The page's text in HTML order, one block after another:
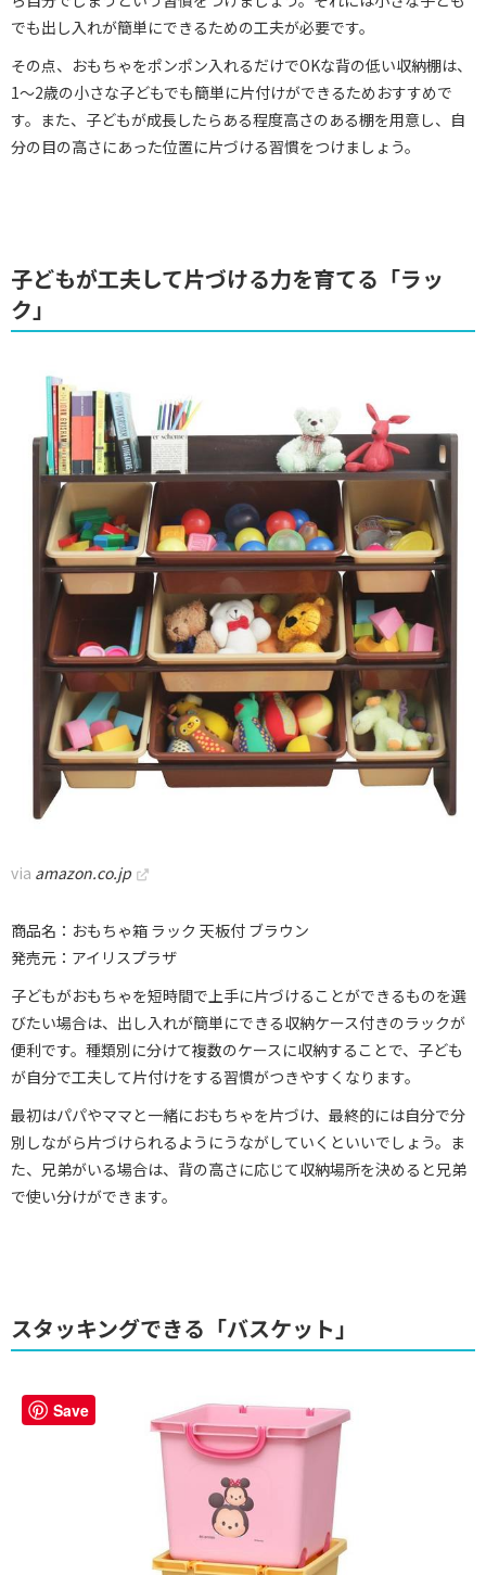
でも出し入れが簡単にできるための工夫が必要です。
その点、おもちゃをポンポン入れるだけでOKな背の低い収納棚は、
1～2歳の小さな子どもでも簡単に片付けができるためおすすめで
す。また、子どもが成長したらある程度高さのある棚を用意し、自
分の目の高さにあった位置に片づける習慣をつけましょう。
子どもが工夫して片づける力を育てる「ラッ
ク」
via amazon.co.jp
商品名：おもちゃ箱 ラック 天板付 ブラウン
発売元：アイリスプラザ
子どもがおもちゃを短時間で上手に片づけることができるものを選
びたい場合は、出し入れが簡単にできる収納ケース付きのラックが
便利です。種類別に分けて複数のケースに収納することで、子ども
が自分で工夫して片付けをする習慣がつきやすくなります。
最初はパパやママと一緒におもちゃを片づけ、最終的には自分で分
別しながら片づけられるようにうながしていくといいでしょう。ま
た、兄弟がいる場合は、背の高さに応じて収納場所を決めると兄弟
で使い分けができます。
スタッキングできる「バスケット」
Save